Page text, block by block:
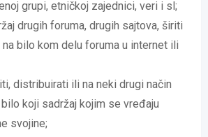
grupi, etničkoj zajednici, veri i sl;
drugih foruma, drugih sajtova, širiti
bilo kom delu foruma u internet ili
distribuirati ili na neki drugi način
koji sadržaj kojim se vređaju
svojine;